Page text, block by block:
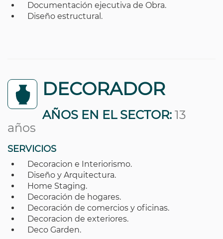
Documentación ejecutiva de Obra.
Diseño estructural.
DECORADOR
AÑOS EN EL SECTOR: 13
años
SERVICIOS
Decoracion e Interiorismo.
Diseño y Arquitectura.
Home Staging.
Decoración de hogares.
Decoración de comercios y oficinas.
Decoracion de exteriores.
Deco Garden.